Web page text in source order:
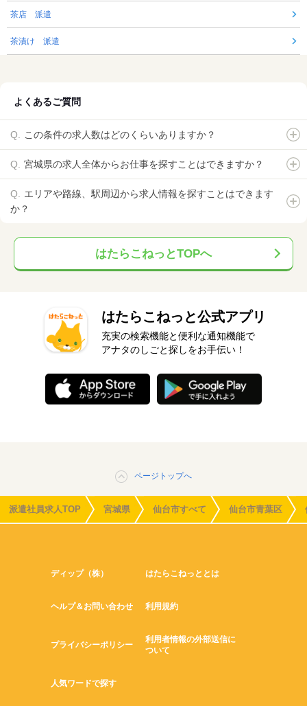
茶店 派遣
茶漬け 派遣
よくあるご質問
この条件の求人数はどのくらいありますか？
宮城県の求人全体からお仕事を探すことはできますか？
エリアや路線、駅周辺から求人情報を探すことはできます
か？
はたらこねっとTOPへ
はたらこねっと公式アプリ
充実の検索機能と便利な通知機能で
アナタのしごと探しをお手伝い！
ページトップへ
派遣社員求人TOP 宮城県 仙台市すべて 仙台市青葉区
ディップ（株） はたらこねっととは
ヘルプ＆お問い合わせ 利用規約
プライバシーポリシー
利用者情報の外部送信に
ついて
人気ワードで探す